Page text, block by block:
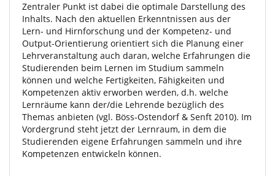
Zentraler Punkt ist dabei die optimale Darstellung des
Inhalts. Nach den aktuellen Erkenntnissen aus der
Lern- und Hirnforschung und der Kompetenz- und
Output-Orientierung orientiert sich die Planung einer
Lehrveranstaltung auch daran, welche Erfahrungen die
Studierenden beim Lernen im Studium sammeln
können und welche Fertigkeiten, Fähigkeiten und
Kompetenzen aktiv erworben werden, d.h. welche
Lernräume kann der/die Lehrende bezüglich des
Themas anbieten (vgl. Böss-Ostendorf & Senft 2010). Im
Vordergrund steht jetzt der Lernraum, in dem die
Studierenden eigene Erfahrungen sammeln und ihre
Kompetenzen entwickeln können.